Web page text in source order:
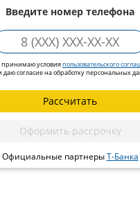
Введите номер телефона
принимаю условияпользовательского
даю согласие на обработку персональных
Рассчитать
Оформить рассрочку
Официальные партнерыТ-Банка